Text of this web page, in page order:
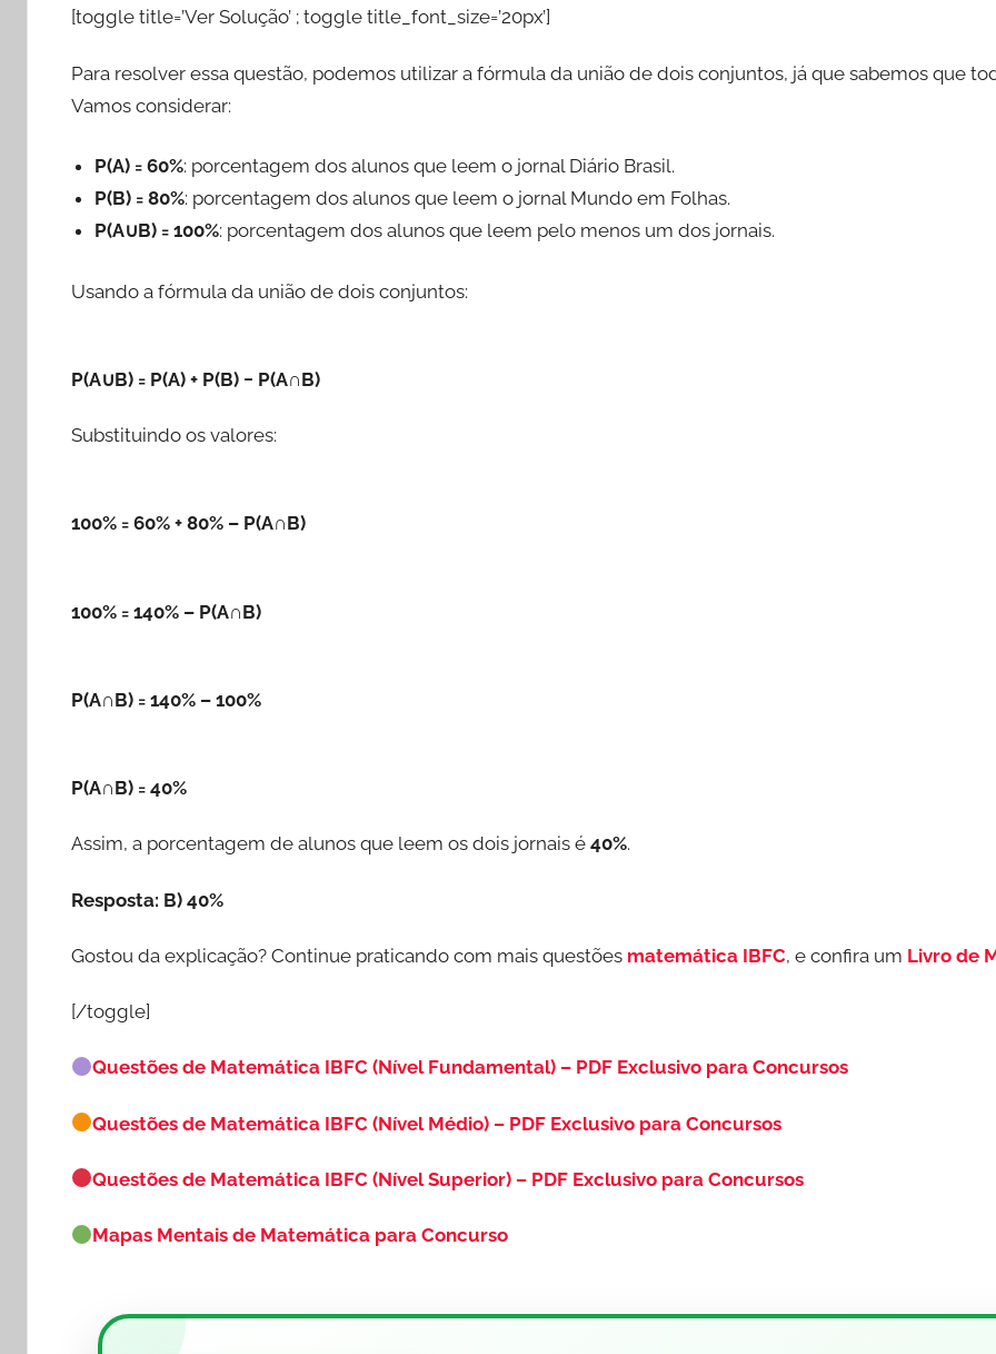
[toggle title=’Ver Solução’ ; toggle title_font_size=’20px’]
Para resolver essa questão, podemos utilizar a fórmula da união de dois conjuntos, já que sabemos que
Vamos considerar:
P(A) = 60%: porcentagem dos alunos que leem o jornal Diário Brasil.
P(B) = 80%: porcentagem dos alunos que leem o jornal Mundo em Folhas.
P(A∪B) = 100%: porcentagem dos alunos que leem pelo menos um dos jornais.
Usando a fórmula da união de dois conjuntos:
P(A∪B) = P(A) + P(B) − P(A∩B)
Substituindo os valores:
100% = 60% + 80% – P(A∩B)
100% = 140% – P(A∩B)
P(A∩B) = 140% – 100%
P(A∩B) = 40%
Assim, a porcentagem de alunos que leem os dois jornais é 40%.
Resposta: B) 40%
Gostou da explicação? Continue praticando com mais questões matemática IBFC, e confira um Livro de
[/toggle]
Questões de Matemática IBFC (Nível Fundamental) – PDF Exclusivo para Concursos
Questões de Matemática IBFC (Nível Médio) – PDF Exclusivo para Concursos
Questões de Matemática IBFC (Nível Superior) – PDF Exclusivo para Concursos
Mapas Mentais de Matemática para Concurso